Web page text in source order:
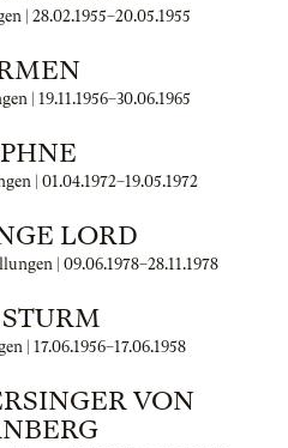
| 28.02.1955–20.05.1955
| 19.11.1956–30.06.1965
| 01.04.1972–19.05.1972
LORD
| 09.06.1978–28.11.1978
| 17.06.1956–17.06.1958
VON